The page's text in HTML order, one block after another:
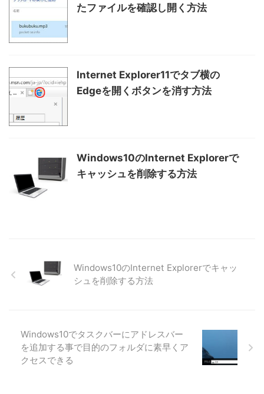
たファイルを確認し開く方法
Internet Explorer11でタブ横の
Edgeを開くボタンを消す方法
Windows10のInternet Explorerで
キャッシュを削除する方法
Windows10のInternet Explorerでキャッ
シュを削除する方法
Windows10でタスクバーにアドレスバー
を追加する事で目的のフォルダに素早くア
クセスできる